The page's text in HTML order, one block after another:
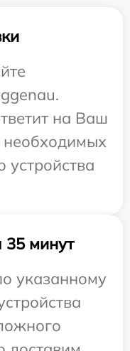
на Ваш
необходимых
устройства
35 минут
указанному